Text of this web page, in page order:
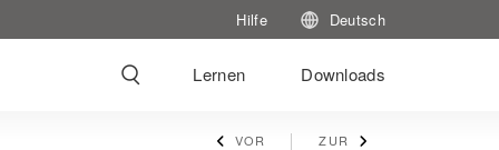
Hilfe Deutsch
Lernen Downloads
VOR ZUR